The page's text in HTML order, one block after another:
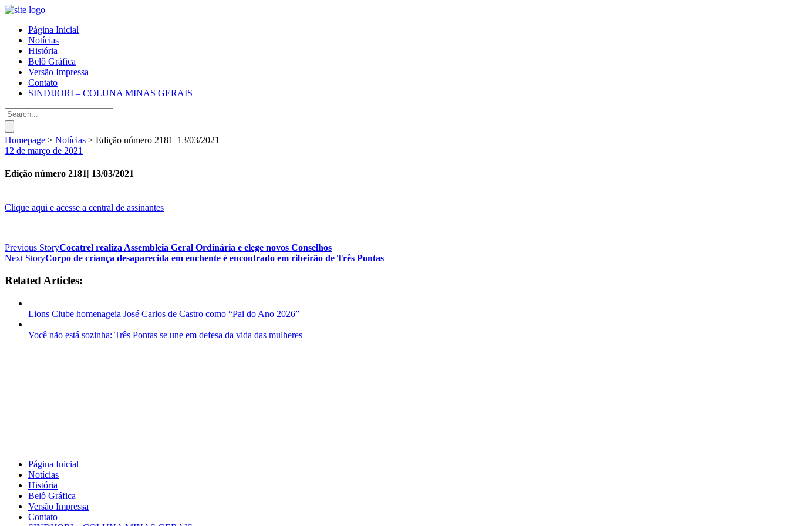
Página Inicial
Notícias
História
Belô Gráfica
Versão Impressa
Contato
SINDIJORI – COLUNA MINAS GERAIS
Homepage > Notícias > Edição número 2181| 13/03/2021
12 de março de 2021
Edição número 2181| 13/03/2021
Clique aqui e acesse a central de assinantes
Previous StoryCocatrel realiza Assembleia Geral Ordinária e elege novos Conselhos
Next StoryCorpo de criança desaparecida em enchente é encontrado em ribeirão de Três Pontas
Related Articles:
Lions Clube homenageia José Carlos de Castro como “Pai do Ano 2026”
Você não está sozinha: Três Pontas se une em defesa da vida das mulheres
Página Inicial
Notícias
História
Belô Gráfica
Versão Impressa
Contato